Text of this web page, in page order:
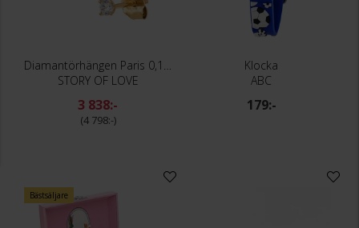
STORY OF LOVE
3 838:-
4 798:-
Klocka
ABC
179:-
Bästsäljare